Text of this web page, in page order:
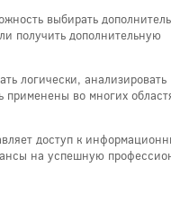
выбирать
получить дополнительную
логически, анализировать
во многих
доступ к
на успешную